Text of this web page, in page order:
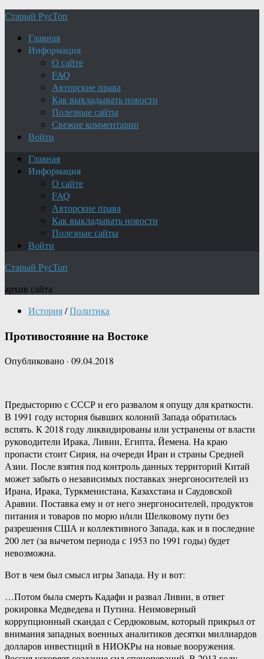
Старый РусТоп
Главная
Информация
О сайте
FAQ
Авторские права
Как выкладывать новости
Полезные сайты
Свежие комментарии
Войти
Главная
Информация
О сайте
FAQ
Авторские права
Как выкладывать новости
Полезные сайты
Войти
Старый РусТоп
архив сайта
История/Политика
Противостояние на Востоке
Опубликовано · 09.04.2018
Предысторию с СССР и его развалом я опущу для краткости.
В 1991 году история бывших колоний Запада обратилась
вспять. К 2018 году ликвидированы или устранены от власти
руководители Ирака, Ливии, Египта, Йемена. На краю
пропасти стоит Сирия, на очереди Иран и страны Средней
Азии. После взятия под контроль данных территорий Китай
может забыть о независимых поставках энергоносителей из
Ирана, Ирака, Туркменистана, Казахстана и Саудовской
Аравии. Поставка ему и от него энергоносителей, продуктов
питания и товаров по морю и/или Шелковому пути без
разрешения США и коллективного Запада, как и в последние
200 лет (за вычетом периода с 1953 по 1991 годы) будет
невозможна.
Вот в чем был смысл игры Запада. Ну и вот:
…Потом была смерть Кадафи и развал Ливии, в ответ
рокировка Медведева и Путина. Неимоверный
коррупционный скандал с Сердюковым, который прикрыл от
внимания западных военных аналитиков десятки миллиардов
долларов инвестиций в НИОКРы на новые вооружения.